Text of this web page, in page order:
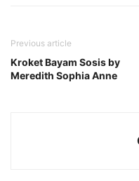
Previous article
Kroket Bayam Sosis by
Meredith Sophia Anne